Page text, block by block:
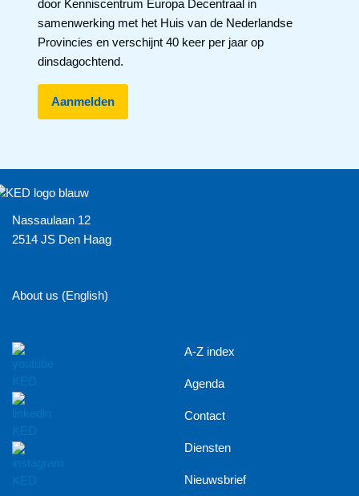
door Kenniscentrum Europa Decentraal in
samenwerking met het Huis van de Nederlandse
Provincies en verschijnt 40 keer per jaar op
dinsdagochtend.
Nassaulaan 12
2514 JS Den Haag
About us (English)
A-Z index
Agenda
Contact
Diensten
Nieuwsbrief